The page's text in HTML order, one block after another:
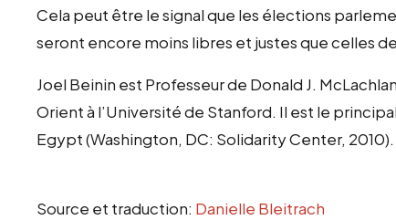
Cela peut être le signal que les élections
seront encore moins libres et justes que celles
Joel Beinin est Professeur de Donald J.
Orient à l’Université de Stanford. Il est le
Egypt (Washington, DC: Solidarity Center, 2010).
Source et traduction: Danielle Bleitrach